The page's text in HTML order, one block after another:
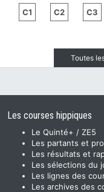
C1 C2 C3
Toutes
Les courses hippiques
Le Quinté+ / ZE5
Les partants et
Les résultats et
Les sélections du
Les lignes des
Les archives des